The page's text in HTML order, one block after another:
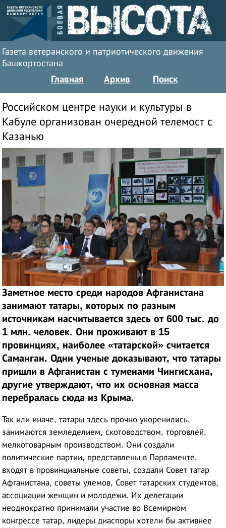
Газета ветеранского и патриотического движения
Башкортостана
Главная Архив Поиск
Российском центре науки и культуры в
Кабуле организован очередной телемост с
Казанью
Заметное место среди народов Афганистана
занимают татары, которых по разным
источникам насчитывается здесь от 600 тыс. до
1 млн. человек. Они проживают в 15
провинциях, наиболее «татарской» считается
Саманган. Одни ученые доказывают, что татары
пришли в Афганистан с туменами Чингисхана,
другие утверждают, что их основная масса
перебралась сюда из Крыма.
Так или иначе, татары здесь прочно укоренились,
занимаются земледелием, скотоводством, торговлей,
мелкотоварным производством. Они создали
политические партии, представлены в Парламенте,
входят в провинциальные советы, создали Совет татар
Афганистана, советы улемов, Совет татарских студентов,
ассоциации женщин и молодежи. Их делегации
неоднократно принимали участие во Всемирном
конгрессе татар, лидеры диаспоры хотели бы активнее